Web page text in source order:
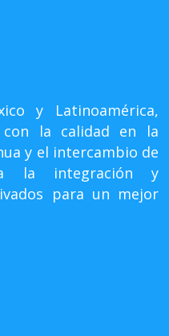
y Latinoamérica,
con la calidad en la
y el intercambio de
la integración y
para un mejor